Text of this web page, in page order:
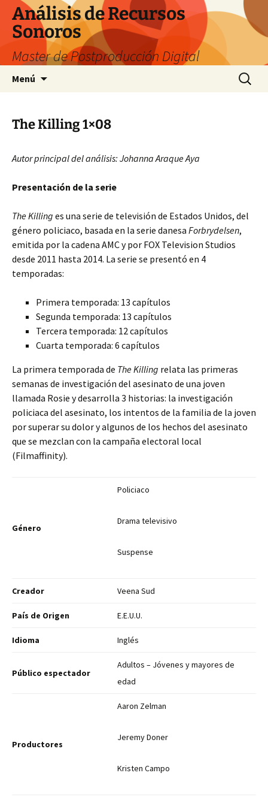
Saltar
contenido
Análisis de Recursos
Sonoros
Master de Postproducción Digital
Menú Buscar:
The Killing 1×08
Autor principal del análisis: Johanna Araque Aya
Presentación de la serie
The Killing es una serie de televisión de Estados Unidos, del
género policiaco, basada en la serie danesa Forbrydelsen,
emitida por la cadena AMC y por FOX Television Studios
desde 2011 hasta 2014. La serie se presentó en 4
temporadas:
Primera temporada: 13 capítulos
Segunda temporada: 13 capítulos
Tercera temporada: 12 capítulos
Cuarta temporada: 6 capítulos
La primera temporada de The Killing relata las primeras
semanas de investigación del asesinato de una joven
llamada Rosie y desarrolla 3 historias: la investigación
policiaca del asesinato, los intentos de la familia de la joven
por superar su dolor y algunos de los hechos del asesinato
que se mezclan con la campaña electoral local
(Filmaffinity).
Género
Policiaco
Drama televisivo
Suspense
Creador Veena Sud
País de Origen E.E.U.U.
Idioma Inglés
Público espectador
Adultos – Jóvenes y mayores de
edad
Productores
Aaron Zelman
Jeremy Doner
Kristen Campo